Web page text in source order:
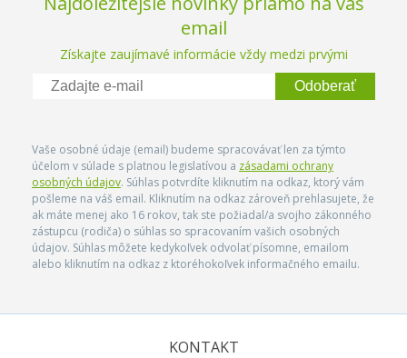
email
Získajte zaujímavé informácie vždy medzi prvými
Odoberať
Vaše osobné údaje (email) budeme spracovávať len za týmto
účelom v súlade s platnou legislatívou a zásadami ochrany
osobných údajov. Súhlas potvrdíte kliknutím na odkaz, ktorý vám
pošleme na váš email. Kliknutím na odkaz zároveň prehlasujete, že
ak máte menej ako 16 rokov, tak ste požiadal/a svojho zákonného
zástupcu (rodiča) o súhlas so spracovaním vašich osobných
údajov. Súhlas môžete kedykoľvek odvolať písomne, emailom
alebo kliknutím na odkaz z ktoréhokoľvek informačného emailu.
KONTAKT